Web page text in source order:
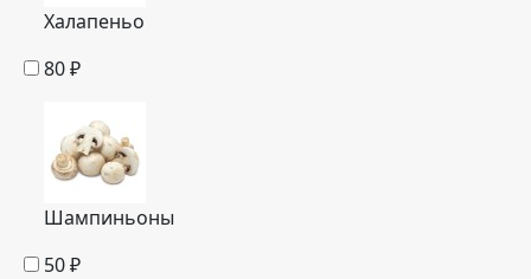
Халапеньо
80₽
Шампиньоны
50₽